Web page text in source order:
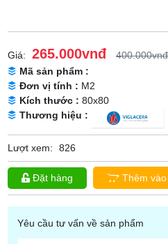
Giá: 265.000vnđ
400.000vnđ
Mã sản phẩm :
Đơn vị tính : M2
Kích thước :80x80
Thương hiệu :
Lượt xem: 826
Đặt hàng Thêm
Yêu cầu tư vấn về sản phẩm